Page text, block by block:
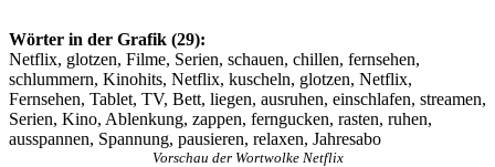
Wörter in der Grafik (29):
Netflix, glotzen, Filme, Serien, schauen, chillen, fernsehen,
schlummern, Kinohits, Netflix, kuscheln, glotzen, Netflix,
Fernsehen, Tablet, TV, Bett, liegen, ausruhen, einschlafen, streamen,
Serien, Kino, Ablenkung, zappen, ferngucken, rasten, ruhen,
ausspannen, Spannung, pausieren, relaxen, Jahresabo
Vorschau der Wortwolke Netflix